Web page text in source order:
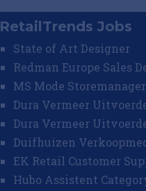
RetailTrends Jobs
State of Art Designer
MS Mode Storemanager